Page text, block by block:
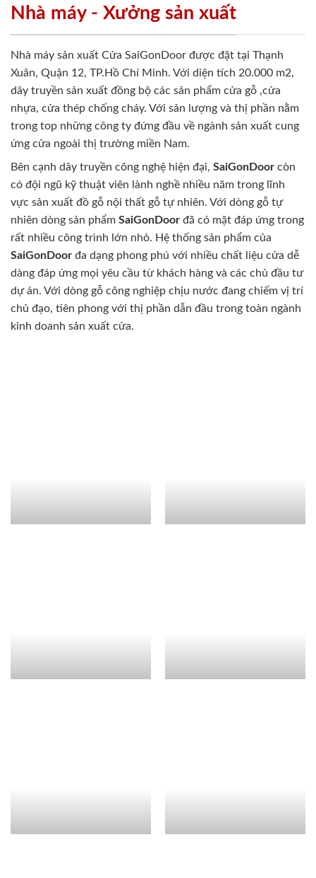
Nhà máy - Xưởng sản xuất
Nhà máy sản xuất Cửa SaiGonDoor được đặt tại Thạnh
Xuân, Quận 12, TP.Hồ Chí Minh. Với diện tích 20.000 m2,
dây truyền sản xuất đồng bộ các sản phẩm cửa gỗ ,cửa
nhựa, cửa thép chống cháy. Với sản lượng và thị phần nằm
trong top những công ty đứng đầu về ngành sản xuất cung
ứng cửa ngoài thị trường miền Nam.
Bên cạnh dây truyền công nghệ hiện đại, SaiGonDoor còn
có đội ngũ kỹ thuật viên lành nghề nhiều năm trong lĩnh
vực sản xuất đồ gỗ nội thất gỗ tự nhiên. Với dòng gỗ tự
nhiên dòng sản phẩm SaiGonDoor đã có mặt đáp ứng trong
rất nhiều công trình lớn nhỏ. Hệ thống sản phẩm của
SaiGonDoor đa dạng phong phú với nhiều chất liệu cửa dễ
dàng đáp ứng mọi yêu cầu từ khách hàng và các chủ đầu tư
dự án. Với dòng gỗ công nghiệp chịu nước đang chiếm vị trí
chủ đạo, tiên phong với thị phần dẫn đầu trong toàn ngành
kinh doanh sản xuất cửa.